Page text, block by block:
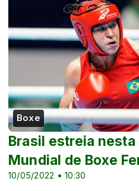
Boxe
10/05/2022 • 10:30
Brasil estreia nesta
Mundial de Boxe